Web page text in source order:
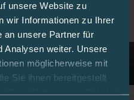
unsere Website zu
wir Informationen zu Ihrer
an unsere Partner für
Analysen weiter. Unsere
möglicherweise mit
Sie ihnen bereitgestellt